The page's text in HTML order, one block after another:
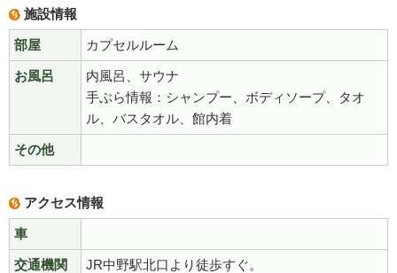
施設情報
部屋 カプセルルーム
お風呂
内風呂、サウナ
手ぶら情報：シャンプー、ボディソープ、タオ
ル、バスタオル、館内着
その他
アクセス情報
車
交通機関 JR中野駅北口より徒歩すぐ。